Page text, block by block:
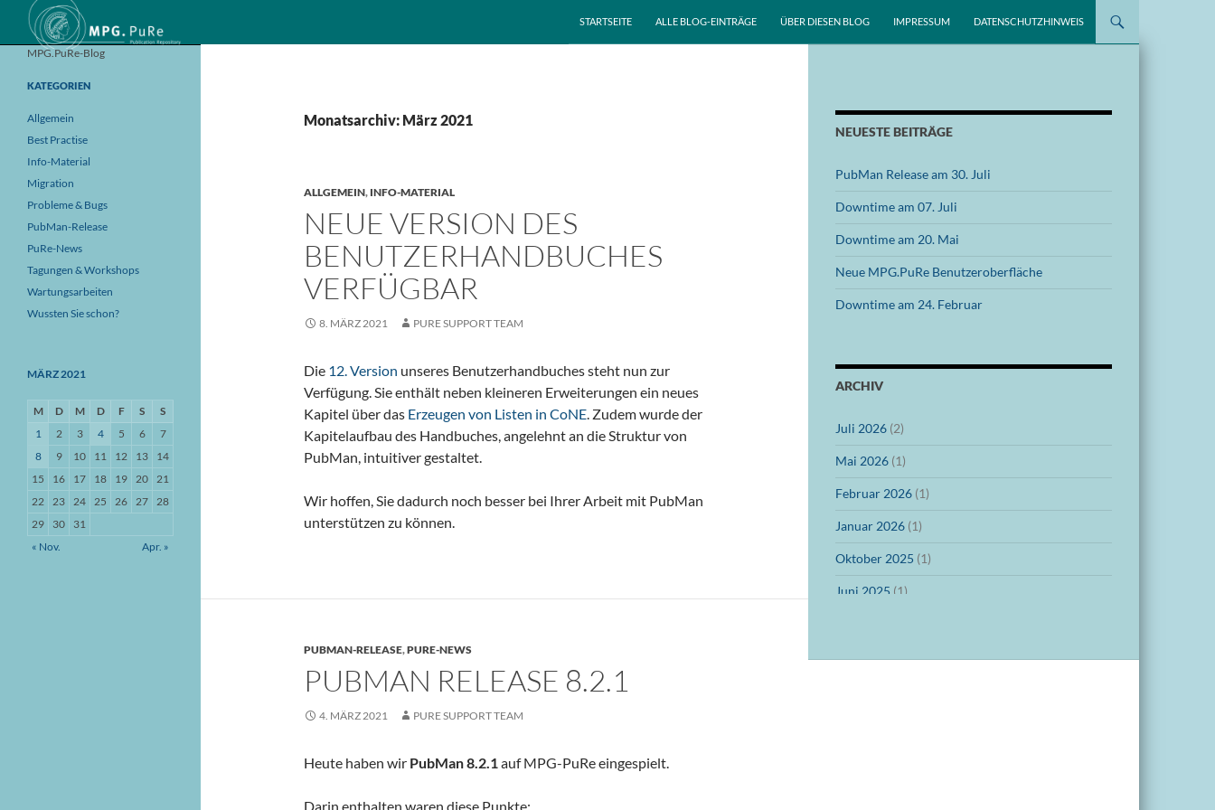
Suchen
STARTSEITE
ALLE BLOG-EINTRÄGE ÜBER DIESEN BLOG IMPRESSUM DATENSCHUTZHINWEIS
Monatsarchiv: März 2021
ALLGEMEIN, INFO-MATERIAL
NEUE VERSION DES
BENUTZERHANDBUCHES
VERFÜGBAR
8. MÄRZ 2021 PURE SUPPORT TEAM
Die 12. Version unseres Benutzerhandbuches steht nun zur
Verfügung. Sie enthält neben kleineren Erweiterungen ein neues
Kapitel über das Erzeugen von Listen in CoNE. Zudem wurde der
Kapitelaufbau des Handbuches, angelehnt an die Struktur von
PubMan, intuitiver gestaltet.
Wir hoffen, Sie dadurch noch besser bei Ihrer Arbeit mit PubMan
unterstützen zu können.
PUBMAN-RELEASE,PURE-NEWS
PUBMAN RELEASE 8.2.1
4. MÄRZ 2021 PURE SUPPORT TEAM
Heute haben wir PubMan 8.2.1auf MPG-PuRe eingespielt.
Darin enthalten waren diese Punkte:
NEUESTE BEITRÄGE
PubMan Release am 30. Juli
Downtime am 07. Juli
Downtime am 20. Mai
Neue MPG.PuRe Benutzeroberfläche
Downtime am 24. Februar
ARCHIV
Juli 2026 (2)
Mai 2026 (1)
Februar 2026 (1)
Januar 2026 (1)
Oktober 2025 (1)
Juni 2025 (1)
MPG.PuRe-Blog
KATEGORIEN
Allgemein
Best Practise
Info-Material
Migration
Probleme & Bugs
PubMan-Release
PuRe-News
Tagungen & Workshops
Wartungsarbeiten
Wussten Sie schon?
MÄRZ 2021
M D M D F S
S
1
2 3 4 5 6
7
8
9 10 11 12 13
14
15
16 17 18 19 20 21
22 23 24 25 26 27 28
29
30
31
« Nov.
Apr. »